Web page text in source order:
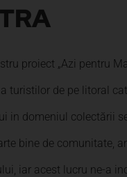
proiect „Azi pentru
turistilor de pe litoral
in domeniul colectării
bine de comunitate,
iar acest lucru ne-a